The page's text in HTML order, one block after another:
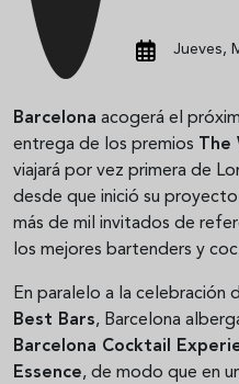
Jueves,
Barcelona acogerá el
entrega de los premios
viajará por vez primera de
desde que inició su
más de mil invitados de
los mejores bartenders y
En paralelo a la celebración
Best Bars, Barcelona
Barcelona Cocktail
Essence, de modo que en